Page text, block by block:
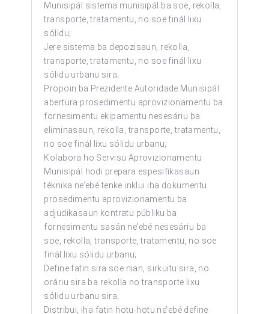
Munisipál sistema munisipál ba soe, rekolla,
transporte, tratamentu, no soe finál lixu
sólidu;
Jere sistema ba depozisaun, rekolla,
transporte, tratamentu, no soe finál lixu
sólidu urbanu sira;
Propoin ba Prezidente Autoridade Munisipál
abertura prosedimentu aprovizionamentu ba
fornesimentu ekipamentu nesesáriu ba
eliminasaun, rekolla, transporte, tratamentu,
no soe finál lixu sólidu urbanu;
Kolabora ho Servisu Aprovizionamentu
Munisipál hodi prepara espesifikasaun
téknika ne’ebé tenke inklui iha dokumentu
prosedimentu aprovizionamentu ba
adjudikasaun kontratu públiku ba
fornesimentu sasán ne’ebé nesesáriu ba
soe, rekolla, transporte, tratamentu, no soe
finál lixu sólidu urbanu;
Define fatin sira soe nian, sirkuitu sira, no
oráriu sira ba rekolla no transporte lixu
sólidu urbanu sira;
Distribui, iha fatin hotu-hotu ne’ebé define